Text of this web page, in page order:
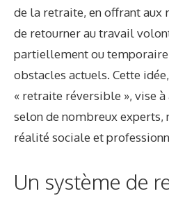
de la retraite, en offrant
de retourner au travail
partiellement ou
obstacles actuels. Cette
« retraite réversible », vise
selon de nombreux experts,
réalité sociale et
Un système de